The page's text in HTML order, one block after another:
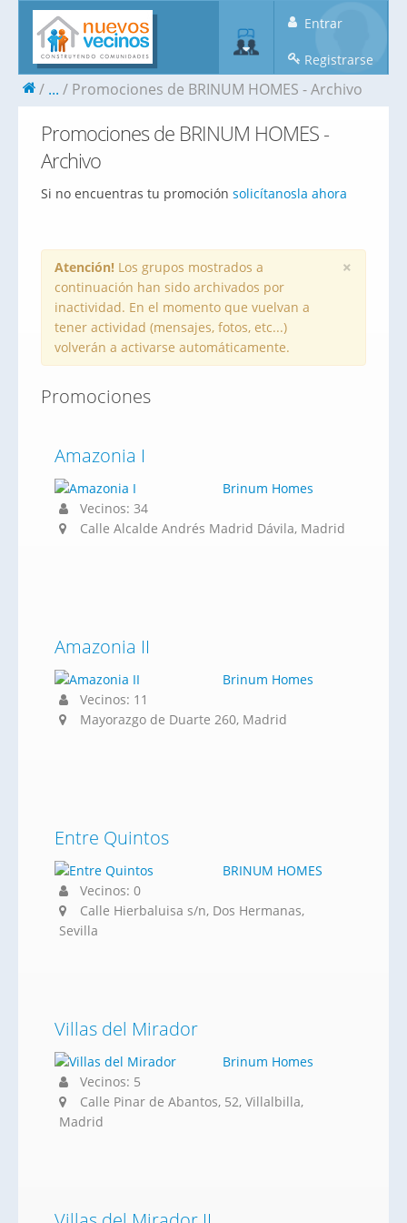
Entrar
Registrarse
... Promociones de BRINUM HOMES - Archivo
Promociones de BRINUM HOMES -
Archivo
Si no encuentras tu promoción solicítanosla ahora
×
Atención! Los grupos mostrados a
continuación han sido archivados por
inactividad. En el momento que vuelvan a
tener actividad (mensajes, fotos, etc...)
volverán a activarse automáticamente.
Promociones
Amazonia I
Brinum Homes
Vecinos: 34
Calle Alcalde Andrés Madrid Dávila, Madrid
Amazonia II
Brinum Homes
Vecinos: 11
Mayorazgo de Duarte 260, Madrid
Entre Quintos
BRINUM HOMES
Vecinos: 0
Calle Hierbaluisa s/n, Dos Hermanas,
Sevilla
Villas del Mirador
Brinum Homes
Vecinos: 5
Calle Pinar de Abantos, 52, Villalbilla,
Madrid